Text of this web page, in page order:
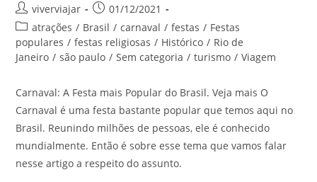
Autor
do
post:
viverviajar
Post
publicado:
01/12/2021
Categoria
do
post:
atrações / Brasil / carnaval / festas / Festas
populares / festas religiosas / Histórico / Rio de
Janeiro / são paulo / Sem categoria / turismo / Viagem
Carnaval: A Festa mais Popular do Brasil. Veja mais O
Carnaval é uma festa bastante popular que temos aqui no
Brasil. Reunindo milhões de pessoas, ele é conhecido
mundialmente. Então é sobre esse tema que vamos falar
nesse artigo a respeito do assunto.